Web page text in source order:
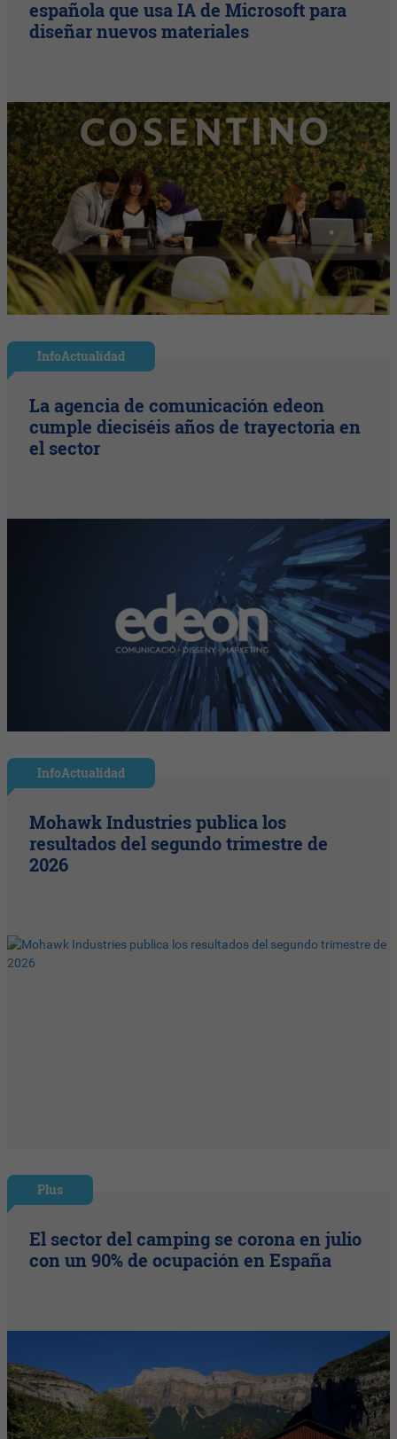
española que usa IA de Microsoft para
diseñar nuevos materiales
InfoActualidad
La agencia de comunicación edeon
cumple dieciséis años de trayectoria en
el sector
InfoActualidad
Mohawk Industries publica los
resultados del segundo trimestre de
2026
Plus
El sector del camping se corona en julio
con un 90% de ocupación en España